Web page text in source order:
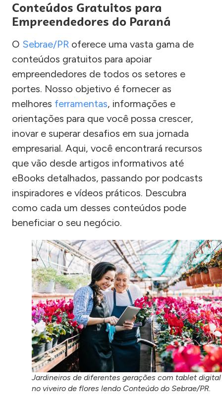
Conteúdos Gratuitos para
Empreendedores do Paraná
O Sebrae/PR oferece uma vasta gama de
conteúdos gratuitos para apoiar
empreendedores de todos os setores e
portes. Nosso objetivo é fornecer as
melhores ferramentas, informações e
orientações para que você possa crescer,
inovar e superar desafios em sua jornada
empresarial. Aqui, você encontrará recursos
que vão desde artigos informativos até
eBooks detalhados, passando por podcasts
inspiradores e vídeos práticos. Descubra
como cada um desses conteúdos pode
beneficiar o seu negócio.
Jardineiros de diferentes gerações com tablet digital
no viveiro de flores lendo Conteúdo do Sebrae/PR.